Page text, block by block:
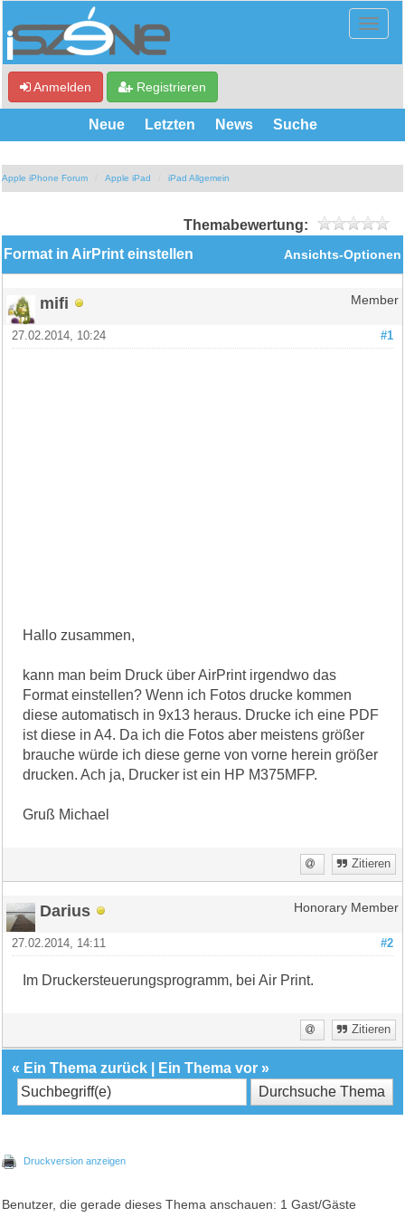
Anmelden Registrieren
Neue Letzten News Suche
Apple iPhone Forum Apple iPad iPad Allgemein
Themabewertung:
Ansichts-Optionen
Format in AirPrint einstellen
mifi Member
#1
27.02.2014, 10:24
Hallo zusammen,
kann man beim Druck über AirPrint irgendwo das
Format einstellen? Wenn ich Fotos drucke kommen
diese automatisch in 9x13 heraus. Drucke ich eine PDF
ist diese in A4. Da ich die Fotos aber meistens größer
brauche würde ich diese gerne von vorne herein größer
drucken. Ach ja, Drucker ist ein HP M375MFP.
Gruß Michael
Zitieren
Darius Honorary Member
#2
27.02.2014, 14:11
Im Druckersteuerungsprogramm, bei Air Print.
Zitieren
« Ein Thema zurück Ein Thema vor »
Druckversion anzeigen
Benutzer, die gerade dieses Thema anschauen: 1 Gast/Gäste